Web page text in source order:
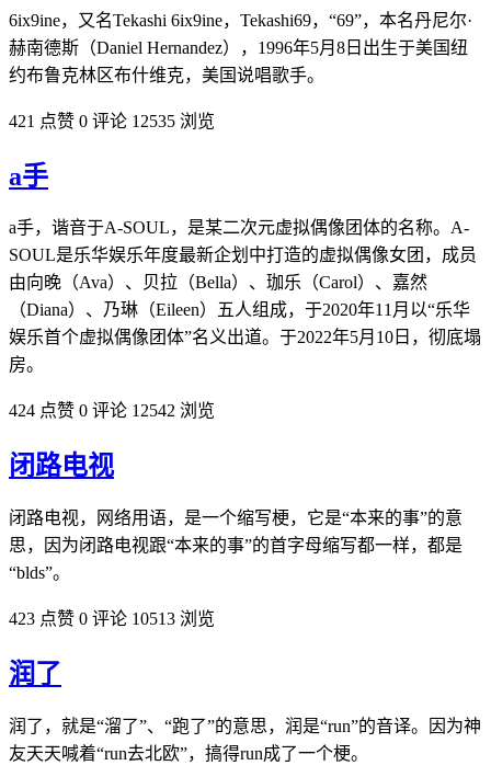
6ix9ine，又名Tekashi 6ix9ine，Tekashi69，“69”，本名丹尼尔·
赫南德斯（Daniel Hernandez），1996年5月8日出生于美国纽
约布鲁克林区布什维克，美国说唱歌手。
421 点赞 0 评论 12535 浏览
a手
a手，谐音于A-SOUL，是某二次元虚拟偶像团体的名称。A-
SOUL是乐华娱乐年度最新企划中打造的虚拟偶像女团，成员
由向晚（Ava）、贝拉（Bella）、珈乐（Carol）、嘉然
（Diana）、乃琳（Eileen）五人组成，于2020年11月以“乐华
娱乐首个虚拟偶像团体”名义出道。于2022年5月10日，彻底塌
房。
424 点赞 0 评论 12542 浏览
闭路电视
闭路电视，网络用语，是一个缩写梗，它是“本来的事”的意
思，因为闭路电视跟“本来的事”的首字母缩写都一样，都是
“blds”。
423 点赞 0 评论 10513 浏览
润了
润了，就是“溜了”、“跑了”的意思，润是“run”的音译。因为神
友天天喊着“run去北欧”，搞得run成了一个梗。